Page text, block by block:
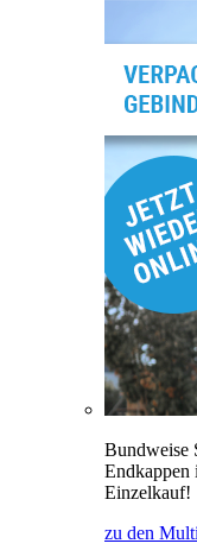
Bundweise
Endkappen
Einzelkauf!
zu den